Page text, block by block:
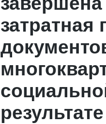
затратная